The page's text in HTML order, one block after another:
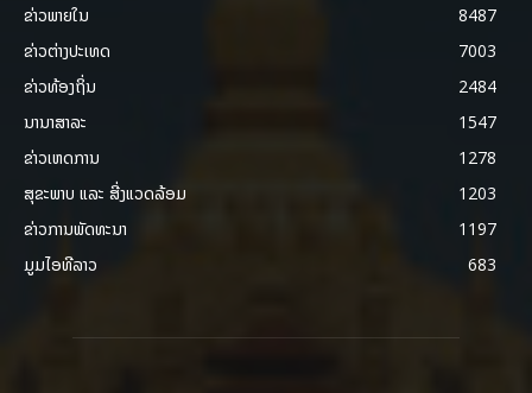
ຂ່າວພາຍ​ໃນ
8487
ຂ່າວຕ່າງປະເທດ
7003
ຂ່າວທ້ອງຖິ່ນ
2484
ນານາສາລະ
1547
ຂ່າວເຫດການ
1278
ສຸຂະພາບ ແລະ ສີ່ງແວດລ້ອມ
1203
ຂ່າວການພັດທະນາ
1197
ມູມໄອທີລາວ
683